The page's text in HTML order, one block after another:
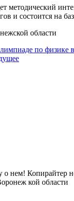
области
по физике
нем! Копирайтер
кой области